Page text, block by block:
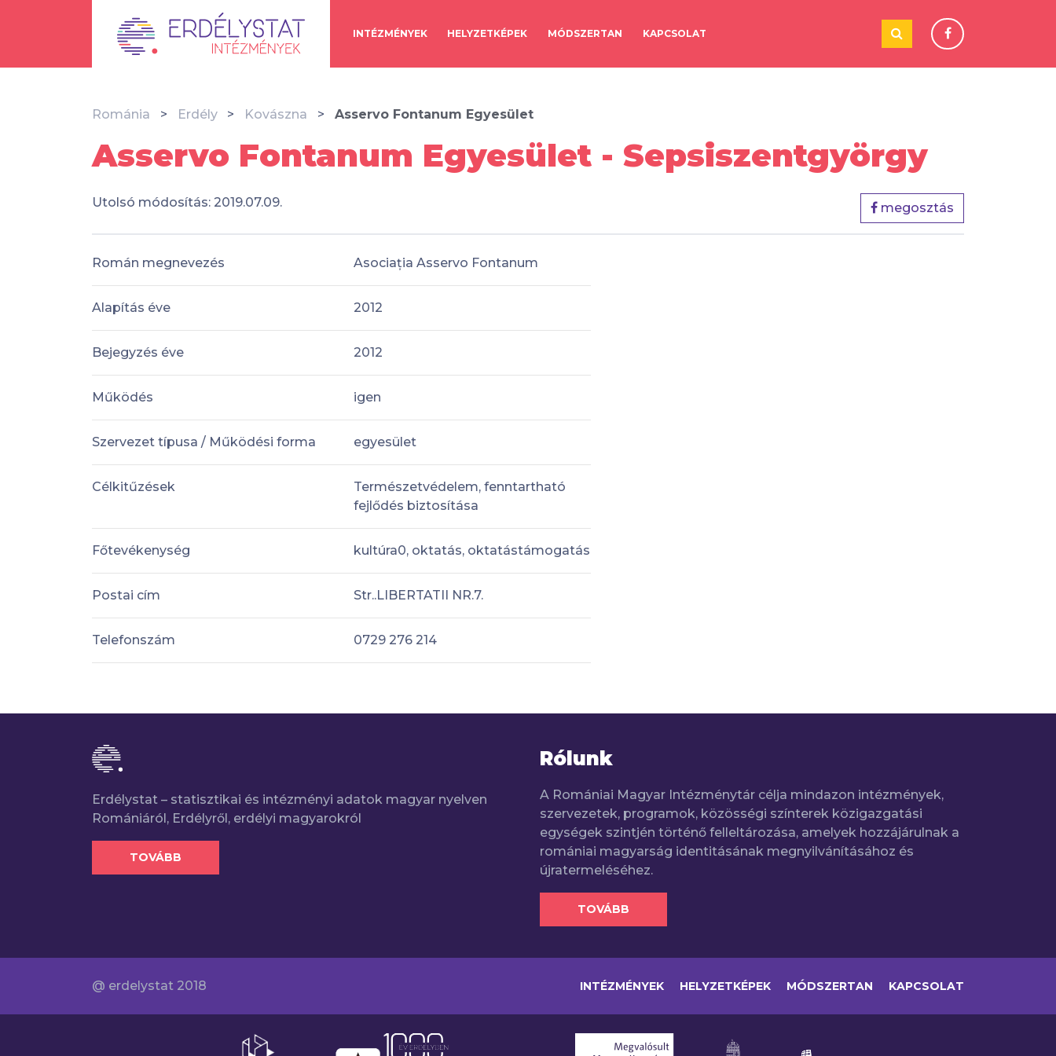
INTÉZMÉNYEK HELYZETKÉPEK MÓDSZERTAN KAPCSOLAT
Románia Erdély Kovászna Asservo Fontanum Egyesület
Asservo Fontanum Egyesület - Sepsiszentgyörgy
Utolsó módosítás: 2019.07.09. megosztás
Román megnevezés Asociația Asservo Fontanum
Alapítás éve 2012
Bejegyzés éve 2012
Működés igen
Szervezet típusa / Működési forma egyesület
Célkitűzések
Természetvédelem, fenntartható
fejlődés biztosítása
Főtevékenység kultúra0, oktatás, oktatástámogatás
Postai cím Str..LIBERTATII NR.7.
Telefonszám 0729 276 214
Erdélystat – statisztikai és intézményi adatok magyar nyelven
Romániáról, Erdélyről, erdélyi magyarokról
TOVÁBB
Rólunk
A Romániai Magyar Intézménytár célja mindazon intézmények,
szervezetek, programok, közösségi színterek közigazgatási
egységek szintjén történő felleltározása, amelyek hozzájárulnak a
romániai magyarság identitásának megnyilvánításához és
újratermeléséhez.
TOVÁBB
@ erdelystat 2018 INTÉZMÉNYEK HELYZETKÉPEK MÓDSZERTAN KAPCSOLAT